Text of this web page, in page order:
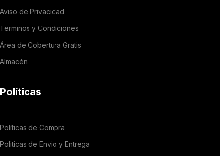
Aviso de Privacidad
Términos y Condiciones
Área de Cobertura Gratis
Almacén
Políticas
Políticas de Compra
Politicas de Envio y Entrega